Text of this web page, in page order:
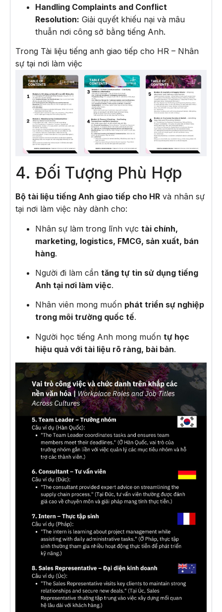
Handling Complaints and Conflict
Resolution: Giải quyết khiếu nại và mâu
thuẫn nơi công sở bằng tiếng Anh.
Trong Tài liệu tiếng anh giao tiếp cho HR – Nhân
sự tại nơi làm việc
4. Đối Tượng Phù Hợp
Bộ tài liệu tiếng Anh giao tiếp cho HR và nhân sự
tại nơi làm việc này dành cho:
Nhân sự làm trong lĩnh vực tài chính,
marketing, logistics, FMCG, sản xuất, bán
hàng.
Người đi làm cần tăng tự tin sử dụng tiếng
Anh tại nơi làm việc.
Nhân viên mong muốn phát triển sự nghiệp
trong môi trường quốc tế.
Người học tiếng Anh mong muốn tự học
hiệu quả với tài liệu rõ ràng, bài bản.